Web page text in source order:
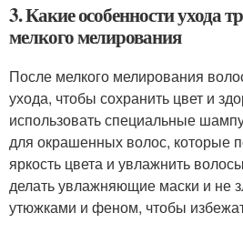
3. Какие особенности ухода
мелкого мелирования
После мелкого мелирования
ухода, чтобы сохранить цвет и
использовать специальные
для окрашенных волос, которые
яркость цвета и увлажнить
делать увлажняющие маски и не
утюжками и феном, чтобы